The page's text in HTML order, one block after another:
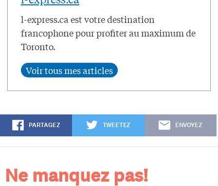
l-express.ca est votre destination
francophone pour profiter au maximum de
Toronto.
PARTAGEZ TWEETEZ ENVOYEZ
Ne manquez pas!